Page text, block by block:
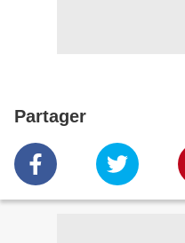
Partager